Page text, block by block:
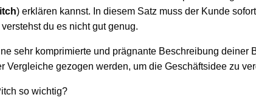
) erklären kannst. In diesem Satz muss der Kunde
du es nicht gut genug.
sehr komprimierte und prägnante Beschreibung
Vergleiche gezogen werden, um die Geschäftsidee zu
so wichtig?